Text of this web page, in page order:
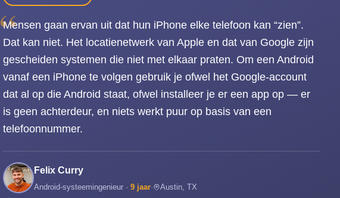
“
Mensen gaan ervan uit dat hun iPhone elke telefoon kan “zien”.
Dat kan niet. Het locatienetwerk van Apple en dat van Google zijn
gescheiden systemen die niet met elkaar praten. Om een Android
vanaf een iPhone te volgen gebruik je ofwel het Google-account
dat al op die Android staat, ofwel installeer je er een app op — er
is geen achterdeur, en niets werkt puur op basis van een
telefoonnummer.
Felix Curry
Android-systeemingenieur · 9 jaar· Austin, TX